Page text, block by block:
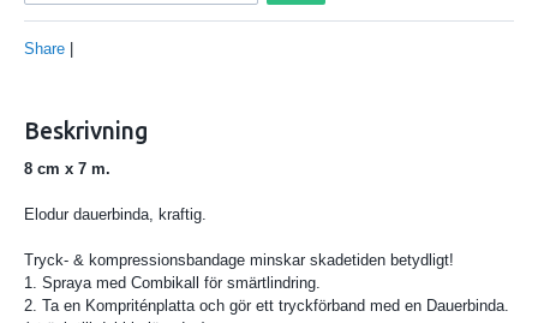
Share
Beskrivning
8 cm x 7 m.
Elodur dauerbinda, kraftig.
Tryck- & kompressionsbandage minskar skadetiden betydligt!
1. Spraya med Combikall för smärtlindring.
2. Ta en Kompriténplatta och gör ett tryckförband med en Dauerbinda.